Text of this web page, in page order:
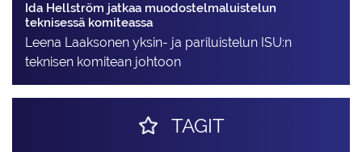
Ida Hellström jatkaa muodostelmaluistelun
teknisessä komiteassa
Leena Laaksonen yksin- ja pariluistelun ISU:n
teknisen komitean johtoon
TAGIT